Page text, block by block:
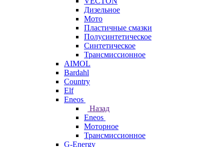
Дизельное
Мото
Пластичные смазки
Полусинтетическое
Синтетическое
Трансмиссионное
AIMOL
Bardahl
Country
Elf
Eneos
Назад
Eneos
Моторное
Трансмиссионное
G-Energy